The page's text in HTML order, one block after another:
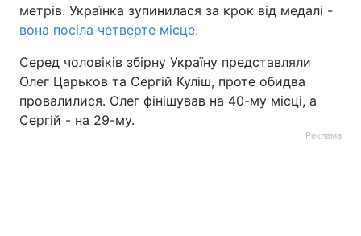
метрів. Українка зупинилася за крок від медалі -
вона посіла четверте місце.
Серед чоловіків збірну Україну представляли
Олег Царьков та Сергій Куліш, проте обидва
провалилися. Олег фінішував на 40-му місці, а
Сергій - на 29-му.
Реклама